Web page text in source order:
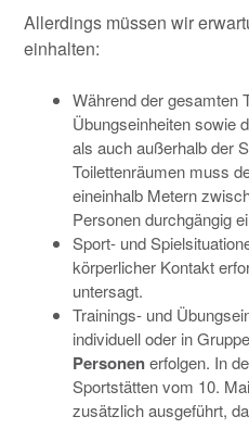
Allerdings müssen wir
einhalten:
Während der gesamten
Übungseinheiten sowie
als auch außerhalb der
Toilettenräumen muss
eineinhalb Metern
Personen durchgängig
Sport- und
körperlicher Kontakt
untersagt.
Trainings- und
individuell oder in
Personenerfolgen. In
Sportstätten vom 10.
zusätzlich ausgeführt,